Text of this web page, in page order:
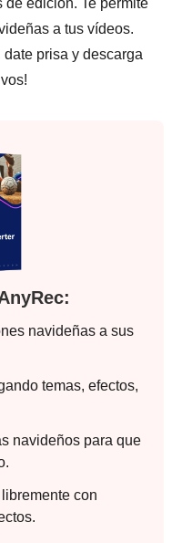
a tus vídeos.
date prisa y descarga
navideñas a sus
temas, efectos,
navideños para que
con